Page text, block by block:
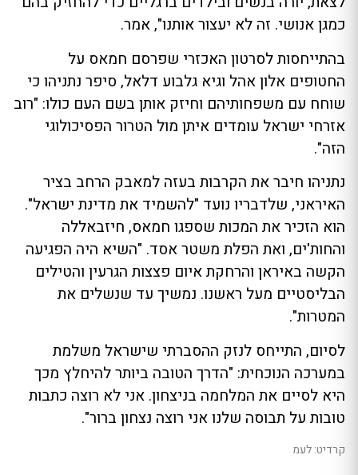
כמגן אנושי. זה לא יעצור אותנו", אמר.
בהתייחסות לסרטון האכזרי שפרסם חמאס על
החטופים אלון אהל וגיא גלבוע דלאל, סיפר נתניהו כי
שוחח עם משפחותיהם וחיזק אותן בשם העם כולו: "רוב
אזרחי ישראל עומדים איתן מול הטרור הפסיכולוגי
הזה".
נתניהו חיבר את הקרבות בעזה למאבק הרחב בציר
האיראני, שלדבריו נועד "להשמיד את מדינת ישראל".
הוא הזכיר את המכות שספגו חמאס, חיזבאללה
והחות'ים, ואת הפלת משטר אסד. "השיא היה הפגיעה
הקשה באיראן והרחקת איום פצצות הגרעין והטילים
הבליסטיים מעל ראשנו. נמשיך עד שנשלים את
המטרות".
לסיום, התייחס לנזק ההסברתי שישראל משלמת
במערכה הנוכחית: "הדרך הטובה ביותר להיחלץ מכך
היא לסיים את המלחמה בניצחון. אני לא רוצה כתבות
טובות על תבוסה שלנו אני רוצה נצחון ברור".
קרדיט: לעמ